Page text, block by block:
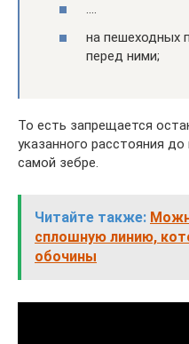
….
на пешеходных
перед ними;
То есть запрещается
указанного расстояния
самой зебре.
Читайте также:
сплошную линию,
обочины